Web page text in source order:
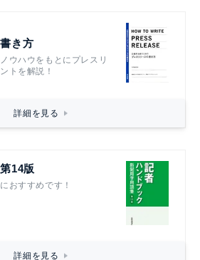
き方
ウハウをもとにプレスリ
トを解説！
詳細を見る
14版
おすすめです！
詳細を見る